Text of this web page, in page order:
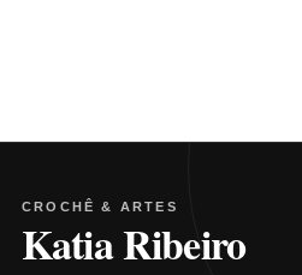
CROCHÊ & ARTES
Katia Ribeiro